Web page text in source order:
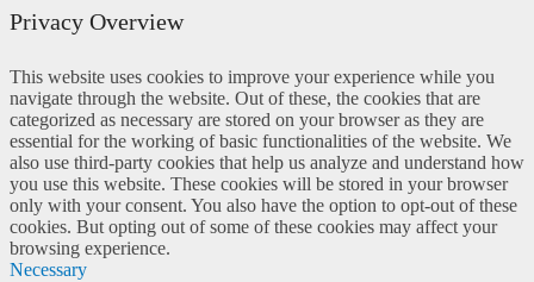
Privacy Overview
This website uses cookies to improve your experience while you
navigate through the website. Out of these, the cookies that are
categorized as necessary are stored on your browser as they are
essential for the working of basic functionalities of the website. We
also use third-party cookies that help us analyze and understand how
you use this website. These cookies will be stored in your browser
only with your consent. You also have the option to opt-out of these
cookies. But opting out of some of these cookies may affect your
browsing experience.
Necessary